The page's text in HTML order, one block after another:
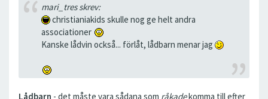
mari_tres skrev:
christianiakids skulle nog ge helt andra
associationer
Kanske lådvin också... förlåt, lådbarn menar jag
Lådbarn - det måste vara sådana som råkadekomma till efter